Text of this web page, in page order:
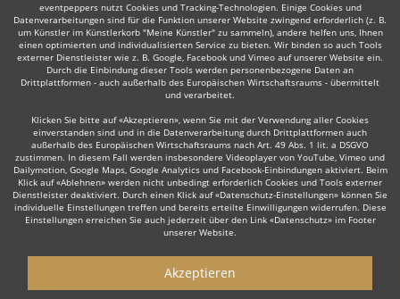
eventpeppers nutzt Cookies und Tracking-Technologien. Einige Cookies und
Datenverarbeitungen sind für die Funktion unserer Website zwingend erforderlich (z. B.
um Künstler im Künstlerkorb "Meine Künstler" zu sammeln), andere helfen uns, Ihnen
einen optimierten und individualisierten Service zu bieten. Wir binden so auch Tools
externer Dienstleister wie z. B. Google, Facebook und Vimeo auf unserer Website ein.
Durch die Einbindung dieser Tools werden personenbezogene Daten an
Drittplattformen - auch außerhalb des Europäischen Wirtschaftsraums - übermittelt
und verarbeitet.
Klicken Sie bitte auf «Akzeptieren», wenn Sie mit der Verwendung aller Cookies
einverstanden sind und in die Datenverarbeitung durch Drittplattformen auch
außerhalb des Europäischen Wirtschaftsraums nach Art. 49 Abs. 1 lit. a DSGVO
zustimmen. In diesem Fall werden insbesondere Videoplayer von YouTube, Vimeo und
Dailymotion, Google Maps, Google Analytics und Facebook-Einbindungen aktiviert. Beim
Klick auf «Ablehnen» werden nicht unbedingt erforderlich Cookies und Tools externer
Dienstleister deaktiviert. Durch einen Klick auf «Datenschutz-Einstellungen» können Sie
individuelle Einstellungen treffen und bereits erteilte Einwilligungen widerrufen. Diese
Einstellungen erreichen Sie auch jederzeit über den Link «Datenschutz» im Footer
unserer Website.
Akzeptieren